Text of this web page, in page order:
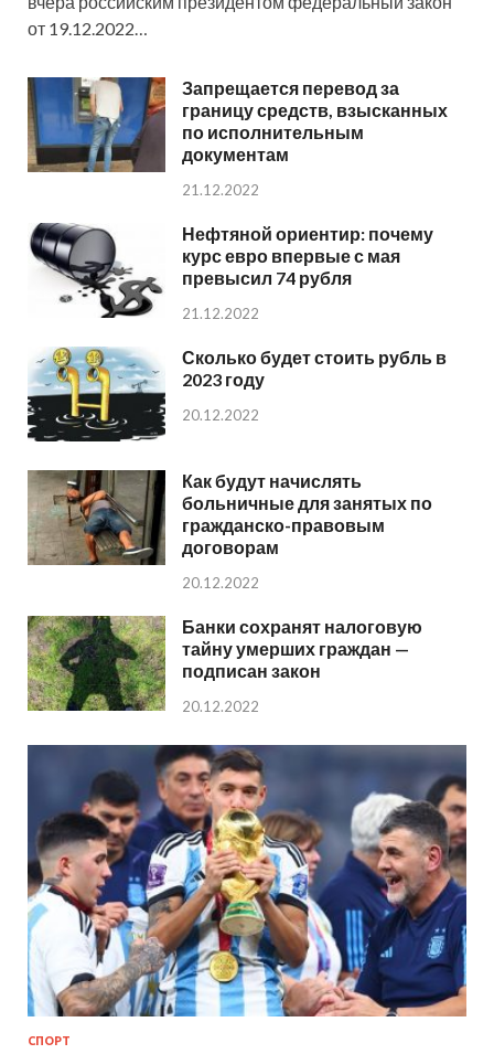
от 19.12.2022…
Запрещается перевод за
границу средств, взысканных
по исполнительным
документам
21.12.2022
Нефтяной ориентир: почему
курс евро впервые с мая
превысил 74 рубля
21.12.2022
Сколько будет стоить рубль в
2023 году
20.12.2022
Как будут начислять
больничные для занятых по
гражданско-правовым
договорам
20.12.2022
Банки сохранят налоговую
тайну умерших граждан —
подписан закон
20.12.2022
СПОРТ